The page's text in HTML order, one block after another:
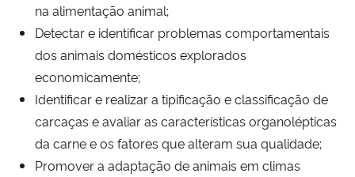
na alimentação animal;
Detectar e identificar problemas comportamentais
dos animais domésticos explorados
economicamente;
Identificar e realizar a tipificação e classificação de
carcaças e avaliar as características organolépticas
da carne e os fatores que alteram sua qualidade;
Promover a adaptação de animais em climas